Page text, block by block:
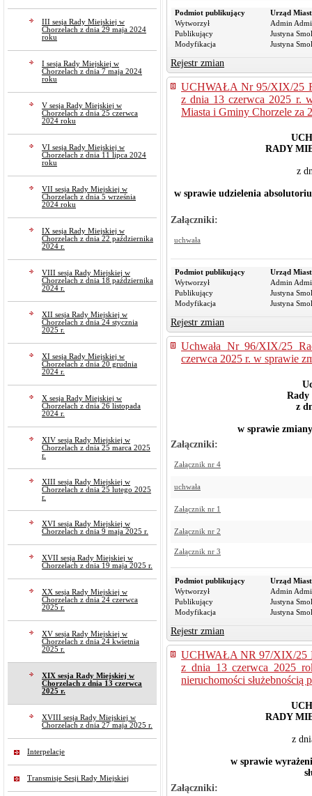
III sesja Rady Miejskiej w
Chorzelach z dnia 29 maja 2024
roku
I sesja Rady Miejskiej w
Chorzelach z dnia 7 maja 2024
roku
V sesja Rady Miejskiej w
Chorzelach z dnia 25 czerwca
2024 roku
VI sesja Rady Miejskiej w
Chorzelach z dnia 11 lipca 2024
roku
VII sesja Rady Miejskiej w
Chorzelach z dnia 5 września
2024 roku
IX sesja Rady Miejskiej w
Chorzelach z dnia 22 października
2024 r.
VIII sesja Rady Miejskiej w
Chorzelach z dnia 18 października
2024 r.
XII sesja Rady Miejskiej w
Chorzelach z dnia 24 stycznia
2025 r.
XI sesja Rady Miejskiej w
Chorzelach z dnia 20 grudnia
2024 r.
X sesja Rady Miejskiej w
Chorzelach z dnia 26 listopada
2024 r.
XIV sesja Rady Miejskiej w
Chorzelach z dnia 25 marca 2025
r.
XIII sesja Rady Miejskiej w
Chorzelach z dnia 25 lutego 2025
r.
XVI sesja Rady Miejskiej w
Chorzelach z dnia 9 maja 2025 r.
XVII sesja Rady Miejskiej w
Chorzelach z dnia 19 maja 2025 r.
XX sesja Rady Miejskiej w
Chorzelach z dnia 24 czerwca
2025 r.
XV sesja Rady Miejskiej w
Chorzelach z dnia 24 kwietnia
2025 r.
XIX sesja Rady Miejskiej w
Chorzelach z dnia 13 czerwca
2025 r.
XVIII sesja Rady Miejskiej w
Chorzelach z dnia 27 maja 2025 r.
Interpelacje
Transmisje Sesji Rady Miejskiej
Podmiot publikujący
Urząd
Wytworzył
Admin
Publikujący
Justyna
Modyfikacja
Justyna
Rejestr zmian
UCHWAŁA Nr 95/XIX/25
z dnia 13 czerwca 2025 r.
Miasta i Gminy Chorzele za
RADY
z
w sprawie udzielenia
Załączniki:
uchwała
Podmiot publikujący
Urząd
Wytworzył
Admin
Publikujący
Justyna
Modyfikacja
Justyna
Rejestr zmian
Uchwała Nr 96/XIX/25
czerwca 2025 r. w sprawie
Rady
z
w sprawie
Załączniki:
Załącznik nr 4
uchwała
Załącznik nr 1
Załącznik nr 2
Załącznik nr 3
Podmiot publikujący
Urząd
Wytworzył
Admin
Publikujący
Justyna
Modyfikacja
Justyna
Rejestr zmian
UCHWAŁA NR 97/XIX/25
z dnia 13 czerwca 2025
nieruchomości służebnością
RADY
z
w sprawie
Załączniki: